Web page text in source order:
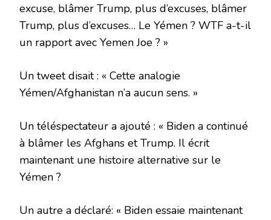
excuse, blâmer Trump, plus d’excuses, blâmer
Trump, plus d’excuses… Le Yémen ? WTF a-t-il
un rapport avec Yemen Joe ? »
Un tweet disait : « Cette analogie
Yémen/Afghanistan n’a aucun sens. »
Un téléspectateur a ajouté : « Biden a continué
à blâmer les Afghans et Trump. Il écrit
maintenant une histoire alternative sur le
Yémen ?
Un autre a déclaré: « Biden essaie maintenant